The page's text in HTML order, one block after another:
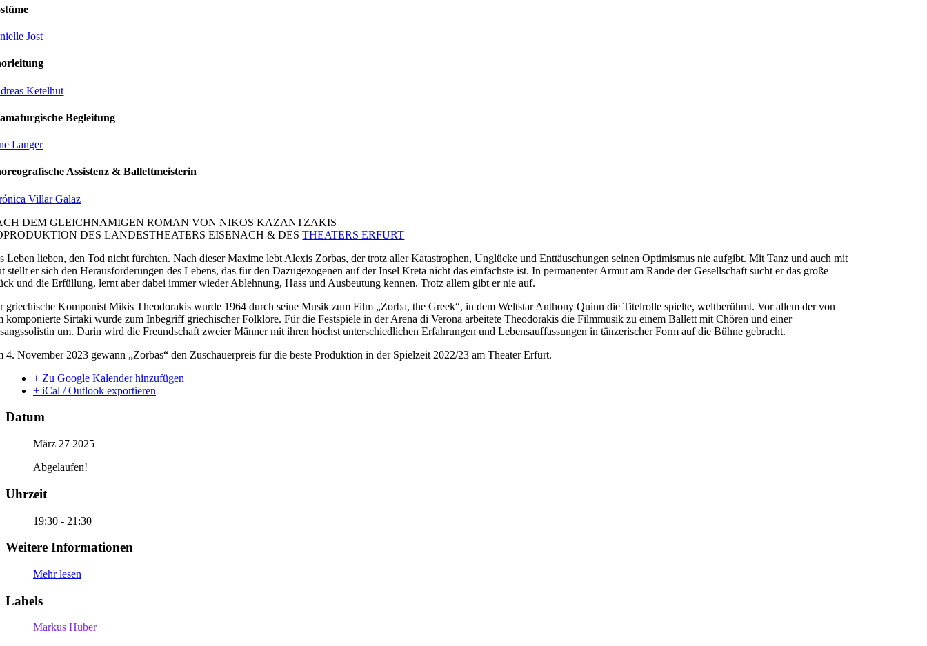
Jost
Ketelhut
Begleitung
Langer
Assistenz & Ballettmeisterin
Villar Galaz
DEM GLEICHNAMIGEN ROMAN VON NIKOS KAZANTZAKIS
DES LANDESTHEATERS EISENACH & DESTHEATERS ERFURT
Leben lieben, den Tod nicht fürchten. Nach dieser Maxime lebt Alexis Zorbas, der trotz aller Katastrophen, Unglücke und Enttäuschungen seinen Optimismus nie aufgibt. Mit Tanz und auch mit
stellt er sich den Herausforderungen des Lebens, das für den Dazugezogenen auf der Insel Kreta nicht das einfachste ist. In permanenter Armut am Rande der Gesellschaft sucht er das große
und die Erfüllung, lernt aber dabei immer wieder Ablehnung, Hass und Ausbeutung kennen. Trotz allem gibt er nie auf.
griechische Komponist Mikis Theodorakis wurde 1964 durch seine Musik zum Film „Zorba, the Greek“, in dem Weltstar Anthony Quinn die Titelrolle spielte, weltberühmt. Vor allem der von
komponierte Sirtaki wurde zum Inbegriff griechischer Folklore. Für die Festspiele in der Arena di Verona arbeitete Theodorakis die Filmmusik zu einem Ballett mit Chören und einer
um. Darin wird die Freundschaft zweier Männer mit ihren höchst unterschiedlichen Erfahrungen und Lebensauffassungen in tänzerischer Form auf die Bühne gebracht.
4. November 2023 gewann „Zorbas“ den Zuschauerpreis für die beste Produktion in der Spielzeit 2022/23 am Theater Erfurt.
+ Zu Google Kalender hinzufügen
+ iCal / Outlook exportieren
Datum
März 27 2025
Abgelaufen!
Uhrzeit
19:30 - 21:30
Weitere Informationen
Mehr lesen
Labels
Markus Huber